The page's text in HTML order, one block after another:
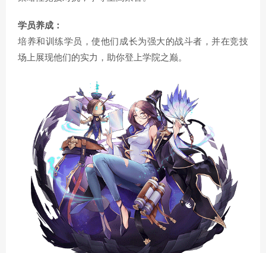
学员养成：
培养和训练学员，使他们成长为强大的战斗者，并在竞技
场上展现他们的实力，助你登上学院之巅。